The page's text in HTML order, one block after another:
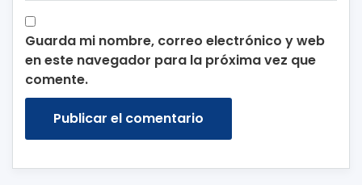
Guarda mi nombre, correo electrónico y web
en este navegador para la próxima vez que
comente.